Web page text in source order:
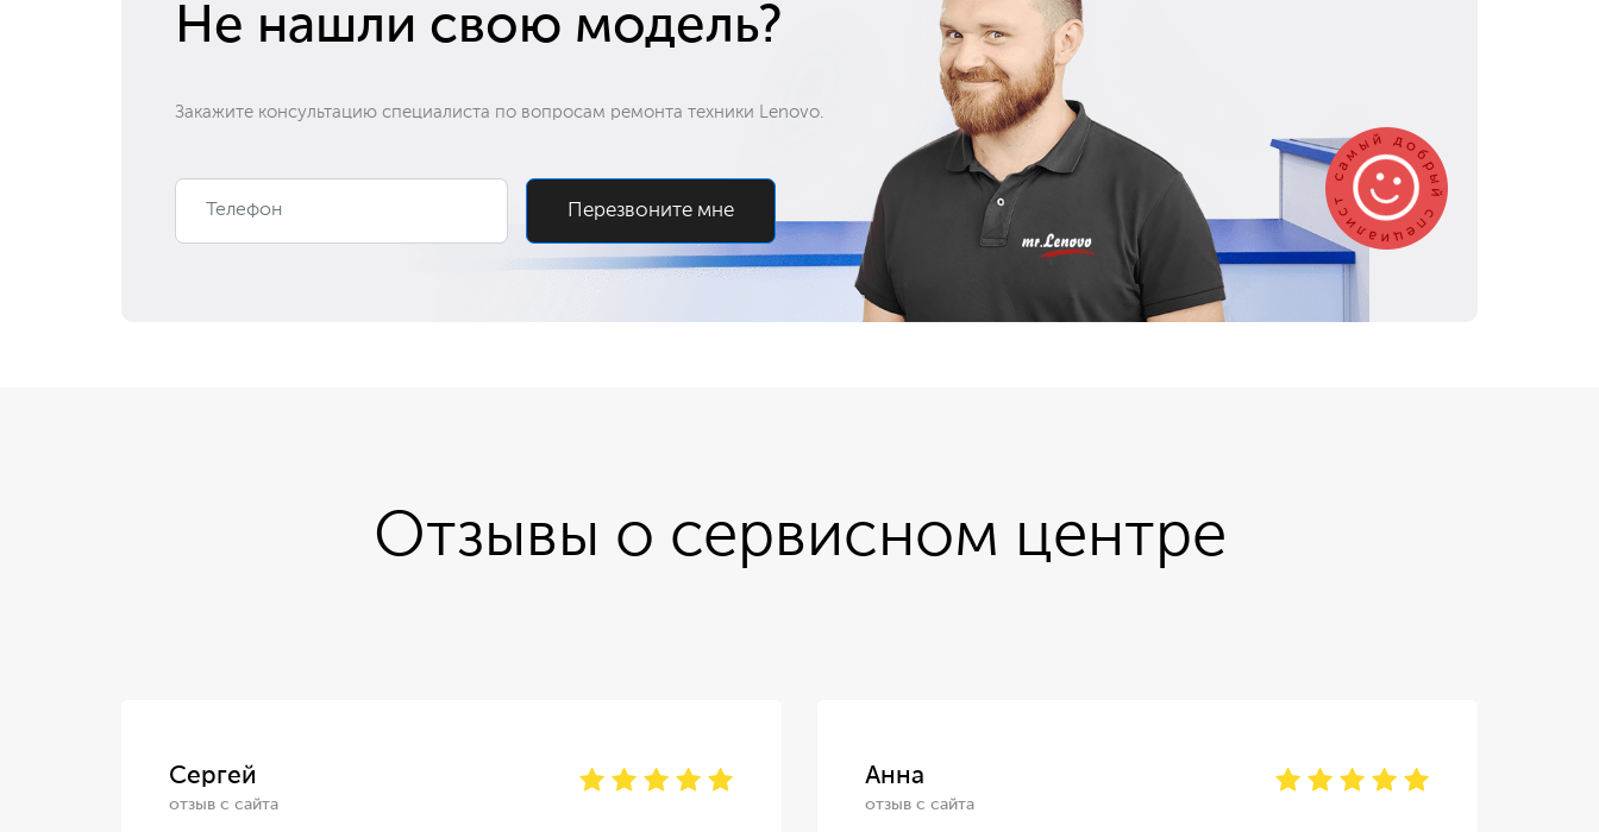
Не нашли свою модель?
Закажите консультацию специалиста по вопросам ремонта техники Lenovo.
Перезвоните мне
Отзывы о сервисном центре
Сергей
отзыв с сайта
Анна
отзыв с сайта